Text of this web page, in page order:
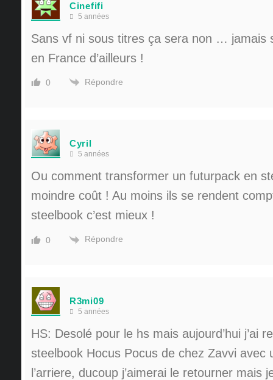
Cinefifi
5 années
Sans vf ni sous titres ça sera non … jamais
en France d’ailleurs !
0 Répondre
Cyril
5 années
Ou comment transformer un futurpack en
moindre coût ! Au moins ils se rendent
steelbook c’est mieux !
0 Répondre
R3mi09
5 années
HS: Desolé pour le hs mais aujourd’hui j’ai
steelbook Hocus Pocus de chez Zavvi avec
l’arriere, ducoup j’aimerai le retourner mais